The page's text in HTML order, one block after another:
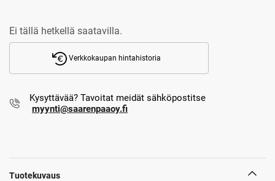
Ei tällä hetkellä saatavilla.
Verkkokaupan hintahistoria
Kysyttävää? Tavoitat meidät sähköpostitse
myynti@saarenpaaoy.fi
Tuotekuvaus